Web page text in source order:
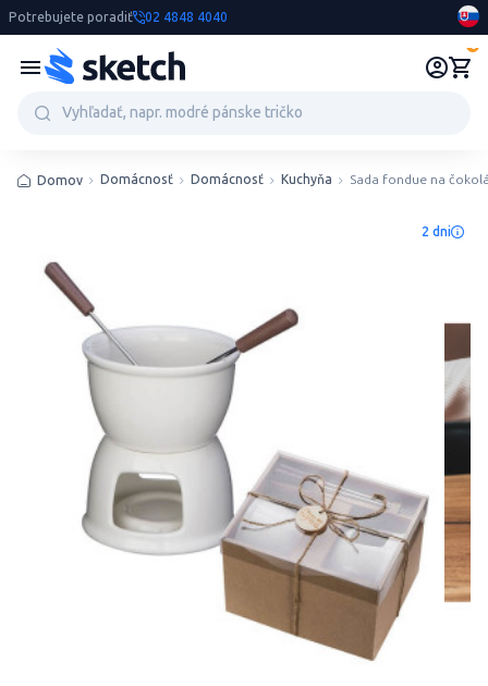
Potrebujete poradiť 02 4848 4040
Domov Domácnosť Domácnosť Kuchyňa Sada fondue na
2 dni